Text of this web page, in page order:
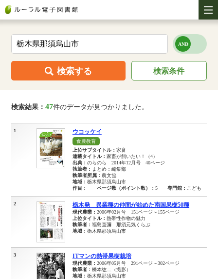
検索する 検索条件
検索結果： 47件のデータが見つかりました。
1 ウコッケイ
食農教育
上位サブタイトル： 家畜
連載タイトル： 家畜が飼いたい！（4）
出典： のらのら 2014年12月号 40ページ
執筆者： まとめ：編集部
執筆者所属： 農文協
地域： 栃木県那須烏山市
作目：
ページ数（ポイント数）： 5 専門館： こども
2 栃木発 異業種の仲間が始めた南国果樹50種
現代農業： 2006年02月号 151ページ～155ページ
上位タイトル： 熱帯性作物の魅力
執筆者： 福島直彌 那須元気くらぶ
地域： 栃木県那須烏山市
3 ITマンの熱帯果樹栽培
現代農業： 2006年05月号 291ページ～302ページ
執筆者： 橋本紘二（撮影）
地域： 栃木県那須烏山市